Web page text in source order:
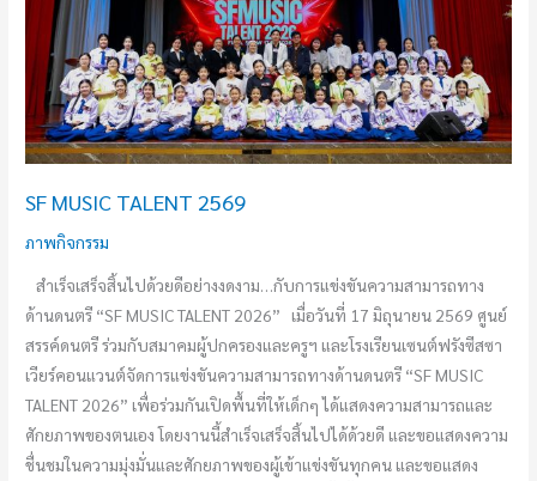
SF MUSIC TALENT 2569
ภาพกิจกรรม
สำเร็จเสร็จสิ้นไปด้วยดีอย่างงดงาม…กับการแข่งขันความสามารถทาง
ด้านดนตรี “SF MUSIC TALENT 2026” เมื่อวันที่ 17 มิถุนายน 2569 ศูนย์
สรรค์ดนตรี ร่วมกับสมาคมผู้ปกครองและครูฯ และโรงเรียนเซนต์ฟรังซีสซา
เวียร์คอนแวนต์จัดการแข่งขันความสามารถทางด้านดนตรี “SF MUSIC
TALENT 2026” เพื่อร่วมกันเปิดพื้นที่ให้เด็กๆ ได้แสดงความสามารถและ
ศักยภาพของตนเอง โดยงานนี้สำเร็จเสร็จสิ้นไปได้ด้วยดี และขอแสดงความ
ชื่นชมในความมุ่งมั่นและศักยภาพของผู้เข้าแข่งขันทุกคน และขอแสดง